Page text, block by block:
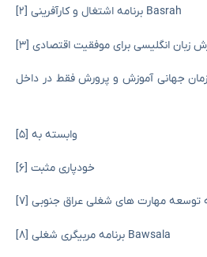
[۲] برنامه اشتغال و کارآفرینی Basrah
زبان انگلیسی برای موفقیت اقتصادی
جهانی آموزش و پرورش فقط در داخل
[۵] وابسته به
[۶] خودپاری مثبت
توسعه مهارت های شغلی عراق جنوبی
[۸] برنامه مربیگری شغلی Bawsala